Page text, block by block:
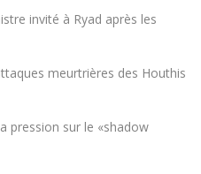
invité à Ryad après les
meurtrières des Houthis
pression sur le «shadow